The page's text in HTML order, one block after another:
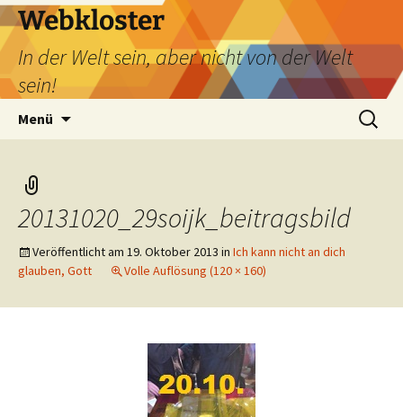
Webkloster
In der Welt sein, aber nicht von der Welt
sein!
Menü
Suchen
nach:
20131020_29soijk_beitragsbild
Veröffentlicht am 19. Oktober 2013 in Ich kann nicht an dich
glauben, Gott
Volle Auflösung (120 × 160)